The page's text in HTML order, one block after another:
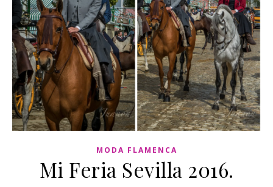
MODA FLAMENCA
Mi Feria Sevilla 2016.